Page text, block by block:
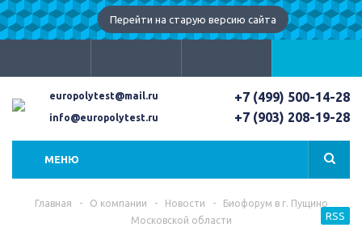
Перейти на старую версию сайта
europolytest@mail.ru
info@europolytest.ru
+7 (499) 500-14-28
+7 (903) 208-19-28
МЕНЮ
Главная - О компании - Новости -
Биофорум в г. Пущино
Московской области
RSS